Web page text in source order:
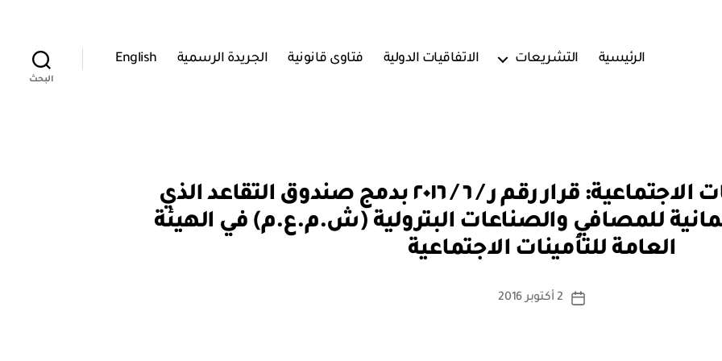
الرئيسية التشريعات الاتفاقيات الدولية فتاوى قانونية الجريدة الرسمية English
البحث
الهيئة العامة للتأمينات الاجتماعية: قرار رقم ر / ٦ / ٢٠١٦ بدمج صندوق التقاعد الذي
للمصافي والصناعات البترولية (ش.م.ع.م) في الهيئة
العامة للتأمينات الاجتماعية
كاتب
بو
ا
س
ة
تاريخ
2 أكتوبر 2016